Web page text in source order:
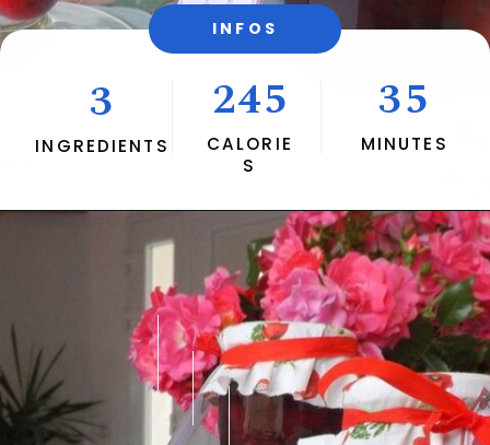
INFOS
INGREDIENTS
3
CALORIE
S
245
MINUTES
35